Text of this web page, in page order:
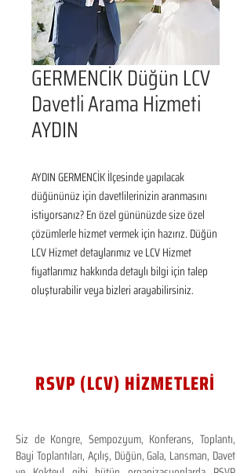
GERMENCİK Düğün LCV
Davetli Arama Hizmeti
AYDIN
AYDIN GERMENCİK İlçesinde yapılacak
düğününüz için davetlilerinizin aranmasını
istiyorsanız? En özel gününüzde size özel
çözümlerle hizmet vermek için hazırız. Düğün
LCV Hizmet detaylarımız ve LCV Hizmet
fiyatlarımız hakkında detaylı bilgi için talep
oluşturabilir veya bizleri arayabilirsiniz.
RSVP (LCV) HİZMETLERİ
Siz de Kongre, Sempozyum, Konferans, Toplantı,
Bayi Toplantıları, Açılış, Düğün, Gala, Lansman, Davet